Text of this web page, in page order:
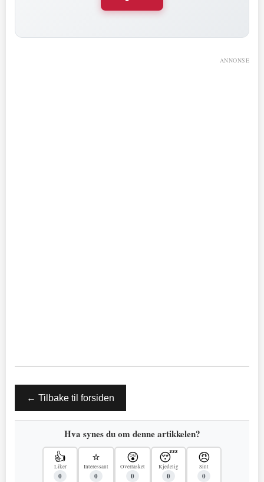
ANNONSE
← Tilbake til forsiden
Hva synes du om denne artikkelen?
👍
Liker
0
⭐
Interessant
0
😲
Overrasket
0
😴
Kjedelig
0
😠
Sint
0